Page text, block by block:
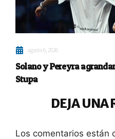
agosto 6, 2026
Solano y Pereyra
Stupa
DEJA UNA
Los comentarios están